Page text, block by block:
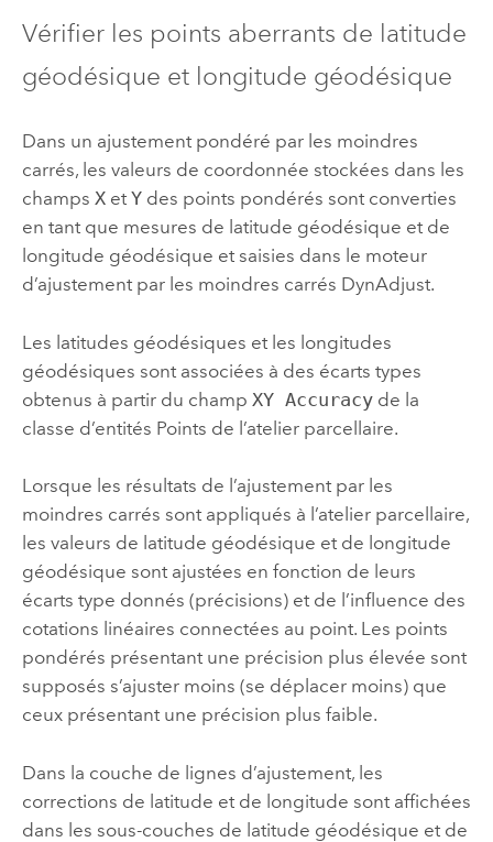
Vérifier les points aberrants de latitude
géodésique et longitude géodésique
Dans un ajustement pondéré par les moindres
carrés, les valeurs de coordonnée stockées dans les
champs Xet Ydes points pondérés sont converties
en tant que mesures de latitude géodésique et de
longitude géodésique et saisies dans le moteur
d’ajustement par les moindres carrés DynAdjust.
Les latitudes géodésiques et les longitudes
géodésiques sont associées à des écarts types
obtenus à partir du champ XY Accuracyde la
classe d’entités Points de l’atelier parcellaire.
Lorsque les résultats de l’ajustement par les
moindres carrés sont appliqués à l’atelier parcellaire,
les valeurs de latitude géodésique et de longitude
géodésique sont ajustées en fonction de leurs
écarts type donnés (précisions) et de l’influence des
cotations linéaires connectées au point. Les points
pondérés présentant une précision plus élevée sont
supposés s’ajuster moins (se déplacer moins) que
ceux présentant une précision plus faible.
Dans la couche de lignes d’ajustement, les
corrections de latitude et de longitude sont affichées
dans les sous-couches de latitude géodésique et de